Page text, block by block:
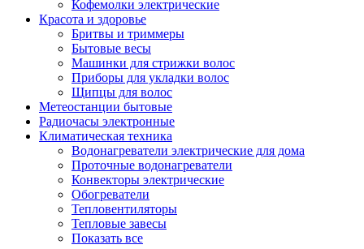
Кофемолки электрические
Красота и здоровье
Бритвы и триммеры
Бытовые весы
Машинки для стрижки волос
Приборы для укладки волос
Щипцы для волос
Метеостанции бытовые
Радиочасы электронные
Климатическая техника
Водонагреватели электрические для дома
Проточные водонагреватели
Конвекторы электрические
Обогреватели
Тепловентиляторы
Тепловые завесы
Показать все